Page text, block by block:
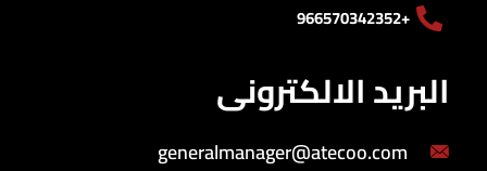
+966570342352
البريد الالكترونى
generalmanager@atecoo.com